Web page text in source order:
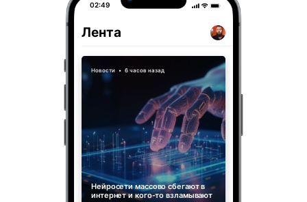
02:49
Лента
Новости • 6 часов назад
Нейросети массово сбегают в
интернет и кого-то взламывают